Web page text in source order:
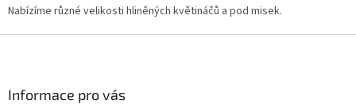
í
r
í
Nabízíme různé velikosti hliněných květináčů a pod misek.
Informace pro vás